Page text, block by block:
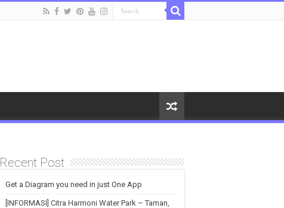
Recent Post
Get a Diagram you need in just One App
[INFORMASI] Citra Harmoni Water Park – Taman,